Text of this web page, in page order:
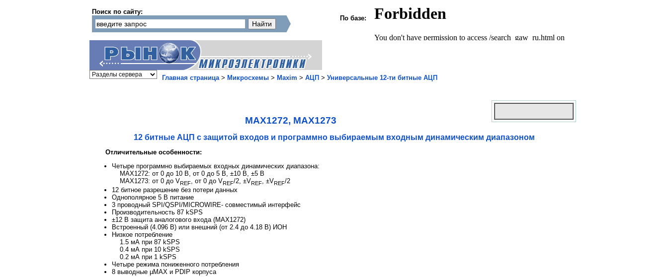
Поиск по сайту:
По базе:
Главная страница> Микросхемы > Maxim > АЦП > Универсальные 12-ти битные АЦП
MAX1272, MAX1273
12 битные АЦП с защитой входов и программно выбираемым входным динамическим диапазоном
Отличительные особенности:
Четыре программно выбираемых входных динамических диапазона:
MAX1272: от 0 до 10 В, от 0 до 5 В, ±10 В, ±5 В
MAX1273: от 0 до VREF, от 0 до VREF/2, ±VREF, ±VREF/2
12 битное разрешение без потери данных
Однополярное 5 В питание
3 проводный SPI/QSPI/MICROWIRE- совместимый интерфейс
Производительность 87 kSPS
±12 В защита аналогового входа (MAX1272)
Встроенный (4.096 В) или внешний (от 2.4 до 4.18 В) ИОН
Низкое потребление
1.5 мА при 87 kSPS
0.4 мА при 10 kSPS
0.2 мА при 1 kSPS
Четыре режима пониженного потребления
8 выводные µMAX и PDIP корпуса